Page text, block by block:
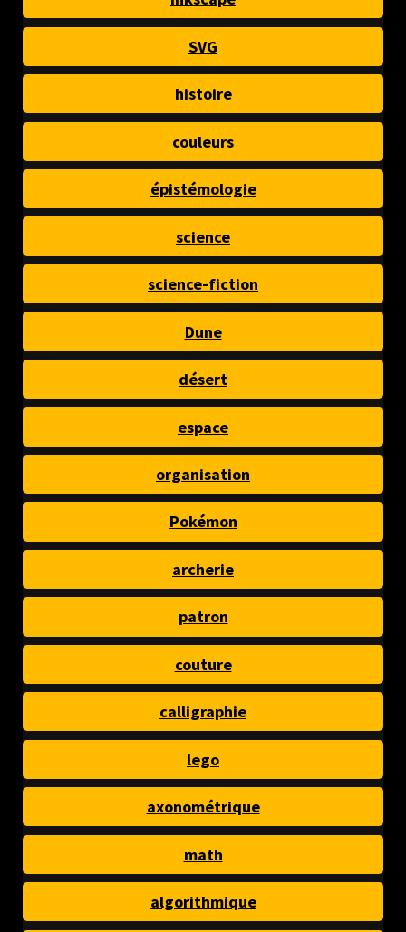
SVG
histoire
couleurs
épistémologie
science
science-fiction
Dune
désert
espace
organisation
Pokémon
archerie
patron
couture
calligraphie
lego
axonométrique
math
algorithmique